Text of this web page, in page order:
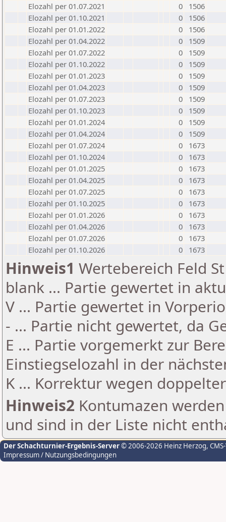
Elozahl per 01.07.2021
0
1506
Elozahl per 01.10.2021
0
1506
Elozahl per 01.01.2022
0
1506
Elozahl per 01.04.2022
0
1509
Elozahl per 01.07.2022
0
1509
Elozahl per 01.10.2022
0
1509
Elozahl per 01.01.2023
0
1509
Elozahl per 01.04.2023
0
1509
Elozahl per 01.07.2023
0
1509
Elozahl per 01.10.2023
0
1509
Elozahl per 01.01.2024
0
1509
Elozahl per 01.04.2024
0
1509
Elozahl per 01.07.2024
0
1673
Elozahl per 01.10.2024
0
1673
Elozahl per 01.01.2025
0
1673
Elozahl per 01.04.2025
0
1673
Elozahl per 01.07.2025
0
1673
Elozahl per 01.10.2025
0
1673
Elozahl per 01.01.2026
0
1673
Elozahl per 01.04.2026
0
1673
Elozahl per 01.07.2026
0
1673
Elozahl per 01.10.2026
0 1673
Hinweis1 Wertebereich Feld
blank ... Partie gewertet in
V ... Partie gewertet in
- ... Partie nicht gewertet, da
E ... Partie vorgemerkt zur
Einstiegselozahl in der
K ... Korrektur wegen
Hinweis2 Kontumazen
und sind in der Liste nicht
Der Schachturnier-Ergebnis-Server© 2006-2026 Heinz Herzog,
Impressum / Nutzungsbedingungen